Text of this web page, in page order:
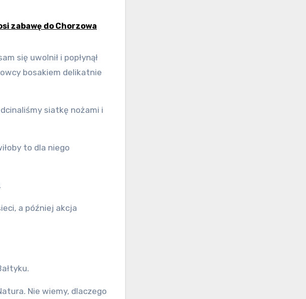
zabawę do Chorzowa
się uwolnił i popłynął
owcy bosakiem delikatnie
siatkę nożami i
to dla niego
a później akcja
Nie wiemy, dlaczego